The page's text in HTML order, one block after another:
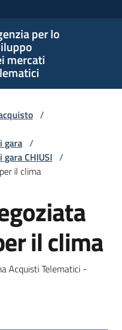
per lo
mercati
/
gara /
CHIUSI /
il clima
il clima
Acquisti Telematici -